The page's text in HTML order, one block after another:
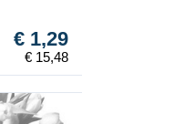
€ 1,29
€ 15,48